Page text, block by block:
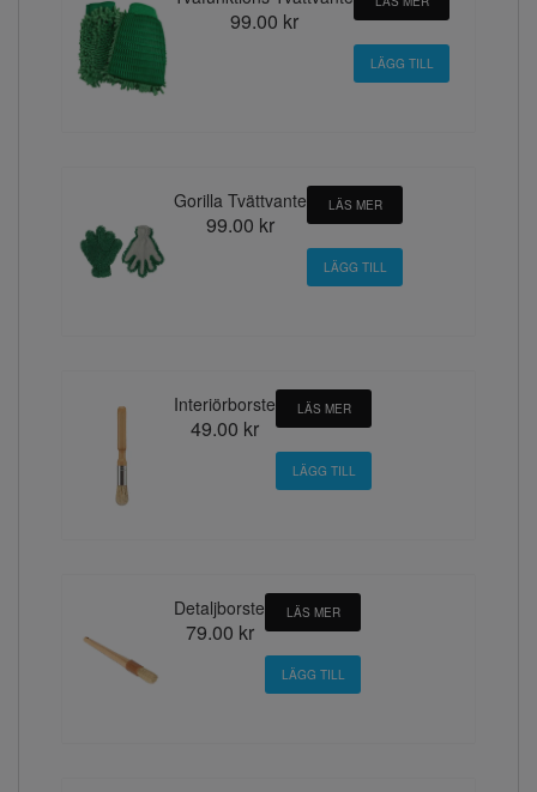
99.00 kr
Gorilla Tvättvante
99.00 kr
LÄS MER
Interiörborste
49.00 kr
LÄS MER
Detaljborste
79.00 kr
LÄS MER